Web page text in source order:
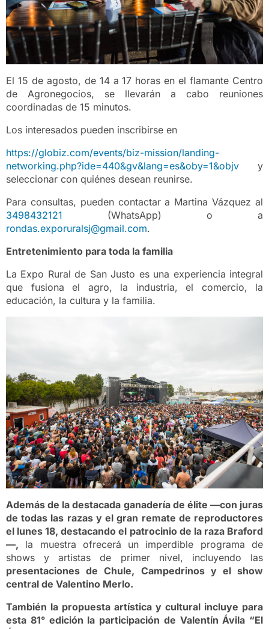
El 15 de agosto, de 14 a 17 horas en el flamante Centro
de Agronegocios, se llevarán a cabo reuniones
coordinadas de 15 minutos.
Los interesados pueden inscribirse en
https://globiz.com/events/biz-mission/landing-
networking.php?ide=440&gv&lang=es&oby=1&objv y
seleccionar con quiénes desean reunirse.
Para consultas, pueden contactar a Martina Vázquez al
3498432121 (WhatsApp) o a
rondas.exporuralsj@gmail.com.
Entretenimiento para toda la familia
La Expo Rural de San Justo es una experiencia integral
que fusiona el agro, la industria, el comercio, la
educación, la cultura y la familia.
Además de la destacada ganadería de élite —con juras
de todas las razas y el gran remate de reproductores
el lunes 18, destacando el patrocinio de la raza Braford
—, la muestra ofrecerá un imperdible programa de
shows y artistas de primer nivel, incluyendo las
presentaciones de Chule, Campedrinos y el show
central de Valentino Merlo.
También la propuesta artística y cultural incluye para
esta 81° edición la participación de Valentín Ávila “El